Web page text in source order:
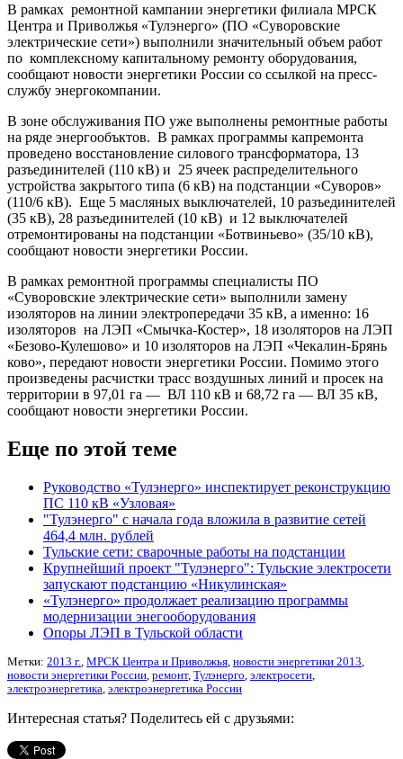
В рамках ремонтной кампании энергетики филиала МРСК
Центра и Приволжья «Тулэнерго» (ПО «Суворовские
электрические сети») выполнили значительный объем работ
по комплексному капитальному ремонту оборудования,
сообщают новости энергетики России со ссылкой на пресс-
службу энергокомпании.
В зоне обслуживания ПО уже выполнены ремонтные работы
на ряде энергообъктов. В рамках программы капремонта
проведено восстановление силового трансформатора, 13
разъединителей (110 кВ) и 25 ячеек распределительного
устройства закрытого типа (6 кВ) на подстанции «Суворов»
(110/6 кВ). Еще 5 масляных выключателей, 10 разъединителей
(35 кВ), 28 разъединителей (10 кВ) и 12 выключателей
отремонтированы на подстанции «Ботвиньево» (35/10 кВ),
сообщают новости энергетики России.
В рамках ремонтной программы специалисты ПО
«Суворовские электрические сети» выполнили замену
изоляторов на линии электропередачи 35 кВ, а именно: 16
изоляторов на ЛЭП «Смычка-Костер», 18 изоляторов на ЛЭП
«Безово-Кулешово» и 10 изоляторов на ЛЭП «Чекалин-Брянь
ково», передают новости энергетики России. Помимо этого
произведены расчистки трасс воздушных линий и просек на
территории в 97,01 га — ВЛ 110 кВ и 68,72 га — ВЛ 35 кВ,
сообщают новости энергетики России.
Еще по этой теме
Руководство «Тулэнерго» инспектирует реконструкцию
ПС 110 кВ «Узловая»
"Тулэнерго" с начала года вложила в развитие сетей
464,4 млн. рублей
Тульские сети: сварочные работы на подстанции
Крупнейший проект "Тулэнерго": Тульские электросети
запускают подстанцию «Никулинская»
«Тулэнерго» продолжает реализацию программы
модернизации энегооборудования
Опоры ЛЭП в Тульской области
Метки: 2013 г. МРСК Центра и Приволжья новости энергетики 2013
новости энергетики России ремонт, Тулэнерго электросети
электроэнергетика электроэнергетика России
Интересная статья? Поделитесь ей с друзьями: